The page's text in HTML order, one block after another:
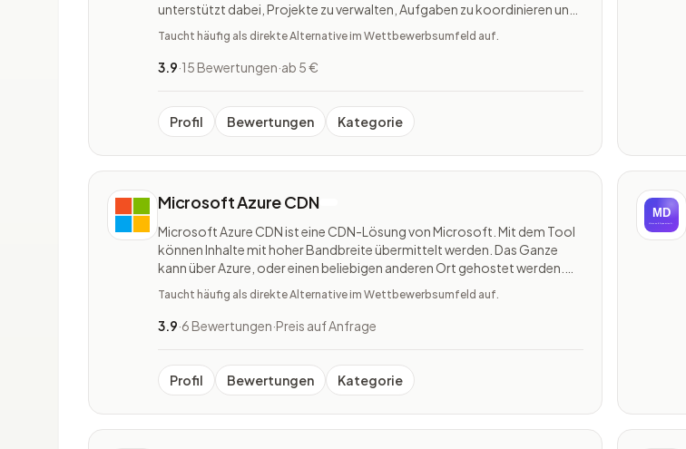
unterstützt dabei, Projekte zu verwalten, Aufgaben zu koordinieren und
Webseiten zu erstellen. Die Software vereint Datenbanken, Workflow-
Anwendungen und Sicherheitsfunkt
Taucht häufig als direkte Alternative im Wettbewerbsumfeld auf.
3.9·15 Bewertungen·ab 5 €
Profil Bewertungen Kategorie
Microsoft Azure CDN
Microsoft Azure CDN ist eine CDN-Lösung von Microsoft. Mit dem Tool
können Inhalte mit hoher Bandbreite übermittelt werden. Das Ganze
kann über Azure, oder einen beliebigen anderen Ort gehostet werden.
Dadurch können statische Objekte zwischengespeichert werden, die
über Azure Blob Storage, eine Web
Taucht häufig als direkte Alternative im Wettbewerbsumfeld auf.
3.9·6 Bewertungen·Preis auf Anfrage
Profil Bewertungen Kategorie